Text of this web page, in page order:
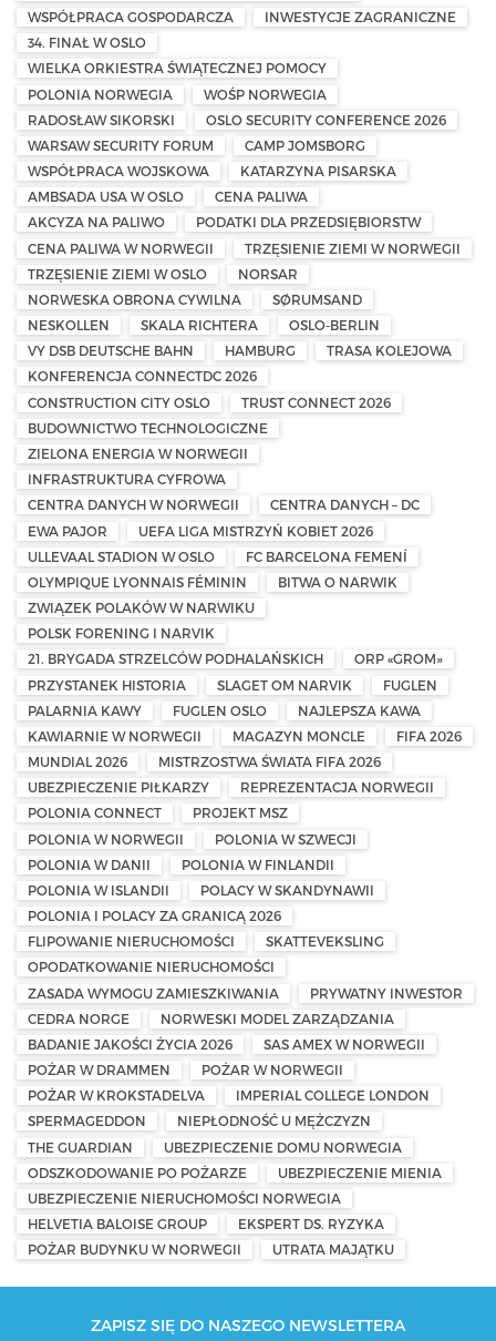
WSPÓŁPRACA GOSPODARCZA
INWESTYCJE ZAGRANICZNE
34. FINAŁ W OSLO
WIELKA ORKIESTRA ŚWIĄTECZNEJ POMOCY
POLONIA NORWEGIA
WOŚP NORWEGIA
RADOSŁAW SIKORSKI
OSLO SECURITY CONFERENCE 2026
WARSAW SECURITY FORUM
CAMP JOMSBORG
WSPÓŁPRACA WOJSKOWA
KATARZYNA PISARSKA
AMBSADA USA W OSLO
CENA PALIWA
AKCYZA NA PALIWO
PODATKI DLA PRZEDSIĘBIORSTW
CENA PALIWA W NORWEGII
TRZĘSIENIE ZIEMI W NORWEGII
TRZĘSIENIE ZIEMI W OSLO
NORSAR
NORWESKA OBRONA CYWILNA
SØRUMSAND
NESKOLLEN
SKALA RICHTERA
OSLO-BERLIN
VY DSB DEUTSCHE BAHN
HAMBURG
TRASA KOLEJOWA
KONFERENCJA CONNECTDC 2026
CONSTRUCTION CITY OSLO
TRUST CONNECT 2026
BUDOWNICTWO TECHNOLOGICZNE
ZIELONA ENERGIA W NORWEGII
INFRASTRUKTURA CYFROWA
CENTRA DANYCH W NORWEGII
CENTRA DANYCH – DC
EWA PAJOR
UEFA LIGA MISTRZYŃ KOBIET 2026
ULLEVAAL STADION W OSLO
FC BARCELONA FEMENÍ
OLYMPIQUE LYONNAIS FÉMININ
BITWA O NARWIK
ZWIĄZEK POLAKÓW W NARWIKU
POLSK FORENING I NARVIK
21. BRYGADA STRZELCÓW PODHALAŃSKICH
ORP «GROM»
PRZYSTANEK HISTORIA
SLAGET OM NARVIK
FUGLEN
PALARNIA KAWY
FUGLEN OSLO
NAJLEPSZA KAWA
KAWIARNIE W NORWEGII
MAGAZYN MONCLE
FIFA 2026
MUNDIAL 2026
MISTRZOSTWA ŚWIATA FIFA 2026
UBEZPIECZENIE PIŁKARZY
REPREZENTACJA NORWEGII
POLONIA CONNECT
PROJEKT MSZ
POLONIA W NORWEGII
POLONIA W SZWECJI
POLONIA W DANII
POLONIA W FINLANDII
POLONIA W ISLANDII
POLACY W SKANDYNAWII
POLONIA I POLACY ZA GRANICĄ 2026
FLIPOWANIE NIERUCHOMOŚCI
SKATTEVEKSLING
OPODATKOWANIE NIERUCHOMOŚCI
ZASADA WYMOGU ZAMIESZKIWANIA
PRYWATNY INWESTOR
CEDRA NORGE
NORWESKI MODEL ZARZĄDZANIA
BADANIE JAKOŚCI ŻYCIA 2026
SAS AMEX W NORWEGII
POŻAR W DRAMMEN
POŻAR W NORWEGII
POŻAR W KROKSTADELVA
IMPERIAL COLLEGE LONDON
SPERMAGEDDON
NIEPŁODNOŚĆ U MĘŻCZYZN
THE GUARDIAN
UBEZPIECZENIE DOMU NORWEGIA
ODSZKODOWANIE PO POŻARZE
UBEZPIECZENIE MIENIA
UBEZPIECZENIE NIERUCHOMOŚCI NORWEGIA
HELVETIA BALOISE GROUP
EKSPERT DS. RYZYKA
POŻAR BUDYNKU W NORWEGII
UTRATA MAJĄTKU
ZAPISZ SIĘ DO NASZEGO NEWSLETTERA